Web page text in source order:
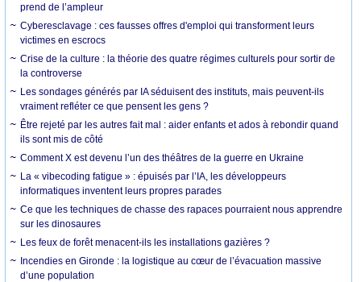
prend de l’ampleur
Cyberesclavage : ces fausses offres d'emploi qui transforment leurs
victimes en escrocs
Crise de la culture : la théorie des quatre régimes culturels pour sortir de
la controverse
Les sondages générés par IA séduisent des instituts, mais peuvent-ils
vraiment refléter ce que pensent les gens ?
Être rejeté par les autres fait mal : aider enfants et ados à rebondir quand
ils sont mis de côté
Comment X est devenu l’un des théâtres de la guerre en Ukraine
La « vibecoding fatigue » : épuisés par l’IA, les développeurs
informatiques inventent leurs propres parades
Ce que les techniques de chasse des rapaces pourraient nous apprendre
sur les dinosaures
Les feux de forêt menacent-ils les installations gazières ?
Incendies en Gironde : la logistique au cœur de l’évacuation massive
d’une population